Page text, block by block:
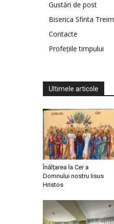
Gustări de post
Biserica Sfinta
Contacte
Profețiile timpului
Ultimele articole
Înălțarea la Cer a
Domnului nostru Iisus
Hristos